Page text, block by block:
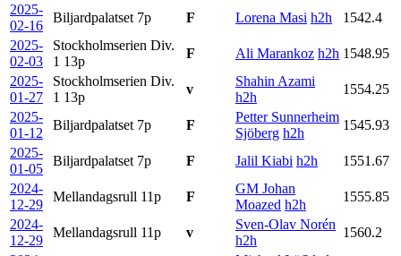
2025-
02-16
Biljardpalatset 7p F Lorena Masi h2h
1542.4
2025-
02-03
Stockholmserien Div.
1 13p
F Ali Marankoz h2h 1548.95
2025-
01-27
Stockholmserien Div.
1 13p
v
Shahin Azami
h2h
1554.25
2025-
01-12
Biljardpalatset 7p F
Petter Sunnerheim
Sjöberg h2h
1545.93
2025-
01-05
Biljardpalatset 7p F Jalil Kiabi h2h
1551.67
2024-
12-29
Mellandagsrull 11p F
GM Johan
Moazed h2h
1555.85
2024-
12-29
Mellandagsrull 11p v
Sven-Olav Norén
h2h
1560.2